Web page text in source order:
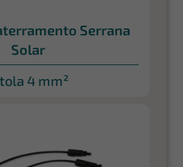
Serrana
Solar
4 mm²